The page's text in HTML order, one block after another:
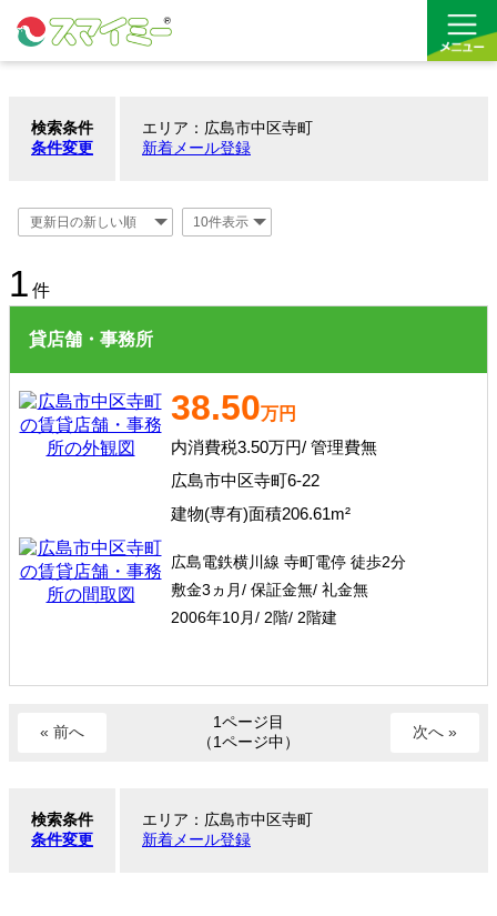
借りる
お気に入り
検索条件
条件変更
エリア：広島市中区寺町
新着メール登録
1 件
貸店舗・事務所
38.50万円
内消費税3.50万円/ 管理費無
広島市中区寺町6-22
建物(専有)面積206.61m²
広島電鉄横川線 寺町電停 徒歩2分
敷金3ヵ月/ 保証金無/ 礼金無
2006年10月/ 2階/ 2階建
« 前へ
1ページ目
（1ページ中）
次へ »
検索条件
条件変更
エリア：広島市中区寺町
新着メール登録